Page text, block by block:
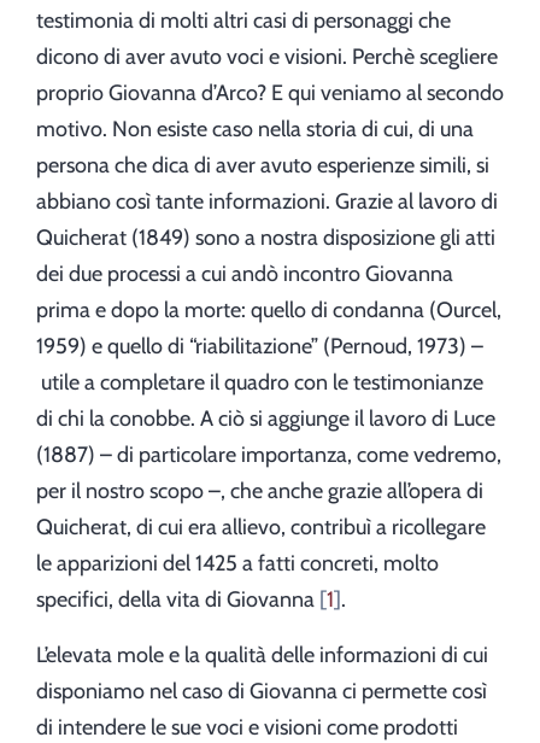
testimonia di molti altri casi di personaggi che
dicono di aver avuto voci e visioni. Perchè scegliere
proprio Giovanna d’Arco? E qui veniamo al secondo
motivo. Non esiste caso nella storia di cui, di una
persona che dica di aver avuto esperienze simili, si
abbiano così tante informazioni. Grazie al lavoro di
Quicherat (1849) sono a nostra disposizione gli atti
dei due processi a cui andò incontro Giovanna
prima e dopo la morte: quello di condanna (Ourcel,
1959) e quello di “riabilitazione” (Pernoud, 1973) –
utile a completare il quadro con le testimonianze
di chi la conobbe. A ciò si aggiunge il lavoro di Luce
(1887) – di particolare importanza, come vedremo,
per il nostro scopo –, che anche grazie all’opera di
Quicherat, di cui era allievo, contribuì a ricollegare
le apparizioni del 1425 a fatti concreti, molto
specifici, della vita di Giovanna 1 .
L’elevata mole e la qualità delle informazioni di cui
disponiamo nel caso di Giovanna ci permette così
di intendere le sue voci e visioni come prodotti